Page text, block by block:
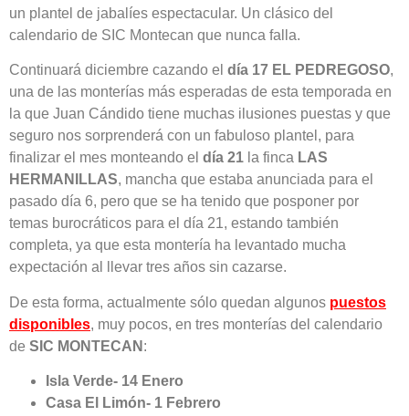
un plantel de jabalíes espectacular. Un clásico del
calendario de SIC Montecan que nunca falla.
Continuará diciembre cazando el día 17 EL PEDREGOSO,
una de las monterías más esperadas de esta temporada en
la que Juan Cándido tiene muchas ilusiones puestas y que
seguro nos sorprenderá con un fabuloso plantel, para
finalizar el mes monteando el día 21 la finca LAS
HERMANILLAS, mancha que estaba anunciada para el
pasado día 6, pero que se ha tenido que posponer por
temas burocráticos para el día 21, estando también
completa, ya que esta montería ha levantado mucha
expectación al llevar tres años sin cazarse.
De esta forma, actualmente sólo quedan algunos puestos
disponibles, muy pocos, en tres monterías del calendario
de SIC MONTECAN :
Isla Verde- 14 Enero
Casa El Limón- 1 Febrero